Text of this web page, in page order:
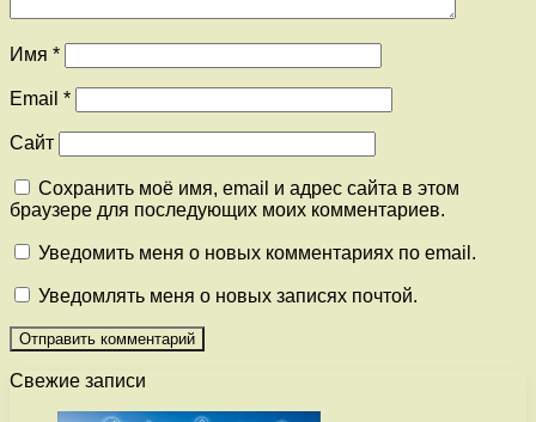
Имя *
Email *
Сайт
Сохранить моё имя, email и адрес сайта в этом
браузере для последующих моих комментариев.
Уведомить меня о новых комментариях по email.
Уведомлять меня о новых записях почтой.
Свежие записи